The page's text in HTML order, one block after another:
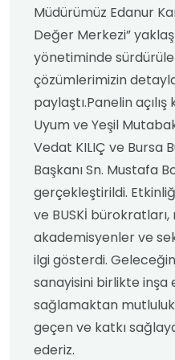
Müdürümüz Edanur
Değer Merkezi”
yönetiminde
çözümlerimizin
paylaştı.Panelin açılış
Uyum ve Yeşil
Vedat KILIÇ ve Bursa
Başkanı Sn. Mustafa
gerçekleştirildi.
ve BUSKİ
akademisyenler ve
ilgi gösterdi.
sanayisini birlikte inşa
sağlamaktan
geçen ve katkı
ederiz.